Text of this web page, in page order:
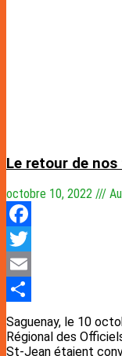
Le retour de
octobre 10, 2022
Facebook
Twitter
Email
Partager
Saguenay, le 10
Régional des
St-Jean étaient